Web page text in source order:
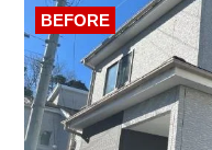
BEFORE